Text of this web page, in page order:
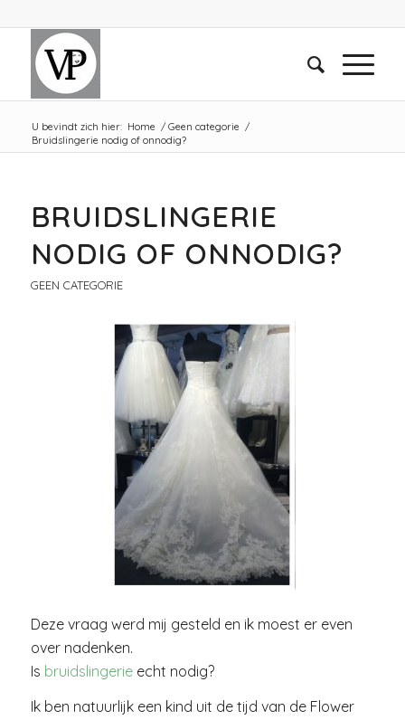
U bevindt zich hier: Home / Geen categorie /
Bruidslingerie nodig of onnodig?
BRUIDSLINGERIE
NODIG OF ONNODIG?
GEEN CATEGORIE
Deze vraag werd mij gesteld en ik moest er even
over nadenken.
Is bruidslingerieecht nodig?
Ik ben natuurlijk een kind uit de tijd van de Flower